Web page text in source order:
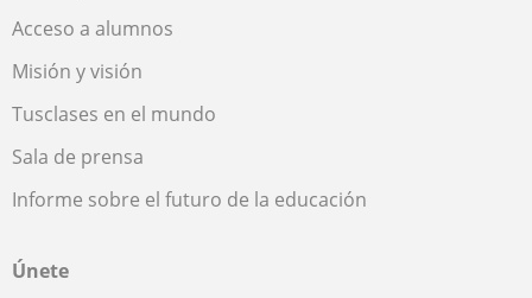
Acceso a alumnos
Misión y visión
Tusclases en el mundo
Sala de prensa
Informe sobre el futuro de la educación
Únete